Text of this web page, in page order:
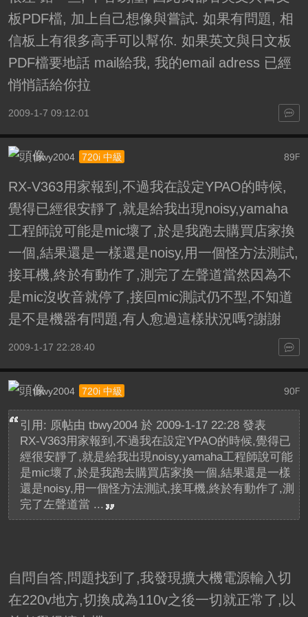
板PDF檔, 加上自己想像與嘗試. 如果有問題, 相
信板上有很多高手可以幫你. 如果英文與日文板
PDF檔要地話 mail給我, 我的email adress 已經
悄悄話給你拉
2009-1-7 09:12:01
89F
tbwy2004 720i 中級
RX-V363用家報到,不過我在設定YPAO的時候,
覺得已經很安靜了,就是給我出現noisy,yamaha
工程師說可能是mic壞了,於是我跑去購買店家換
一個,結果還是一樣還是noisy,用一個怪方法測試,
接耳機,終於有動作了,測完了左聲道當然因為不
是mic沒收音就停了,接回mic測試仍不型,不知道
是不是機器有問題,有人愈過這樣狀況嗎?謝謝
2009-1-17 22:28:40
90F
tbwy2004 720i 中級
引用: 原帖由 tbwy2004於 2009-1-17 22:28 發表
RX-V363用家報到,不過我在設定YPAO的時候,覺得已
經很安靜了,就是給我出現noisy,yamaha工程師說可能
是mic壞了,於是我跑去購買店家換一個,結果還是一樣
還是noisy,用一個怪方法測試,接耳機,終於有動作了,測
完了左聲道當 ...
自問自答,問題找到了,我發現擴大機電源輸入切
在220v地方,切換成為110v之後一切就正常了,以